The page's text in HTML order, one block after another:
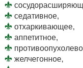
седативное,
отхаркивающее,
аппетитное,
желчегонное,